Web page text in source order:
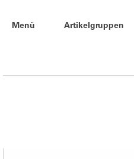
Menü Artikelgruppen